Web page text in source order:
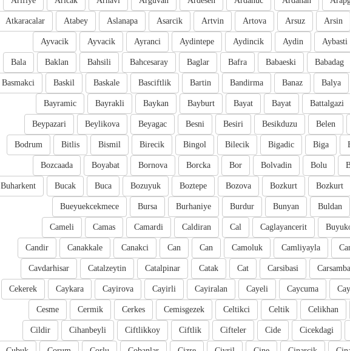
Arsin
Arsuz
Artova
Artvin
Asarcik
Aslanapa
Atabey
Atkaracalar
Aybasti
Aydin
Aydincik
Aydintepe
Ayranci
Ayvacik
Ayvacik
Babadag
Babaeski
Bafra
Baglar
Bahcesaray
Bahsili
Baklan
Bala
Balya
Banaz
Bandirma
Bartin
Basciftlik
Baskale
Baskil
Basmakci
Battalgazi
Bayat
Bayat
Bayburt
Baykan
Bayrakli
Bayramic
Belen
Besikduzu
Besiri
Besni
Beyagac
Beylikova
Beypazari
Biga
Bigadic
Bilecik
Bingol
Birecik
Bismil
Bitlis
Bodrum
Bolu
Bolvadin
Bor
Borcka
Bornova
Boyabat
Bozcaada
Bozkurt
Bozkurt
Bozova
Boztepe
Bozuyuk
Buca
Bucak
Buharkent
Buldan
Bunyan
Burdur
Burhaniye
Bursa
Bueyuekcekmece
Caglayancerit
Cal
Caldiran
Camardi
Camas
Cameli
Camliyayla
Camoluk
Can
Can
Canakci
Canakkale
Candir
Carsamba
Carsibasi
Cat
Catak
Catalpinar
Catalzeytin
Cavdarhisar
Caycuma
Cayeli
Cayiralan
Cayirli
Cayirova
Caykara
Cekerek
Celikhan
Celtik
Celtikci
Cemisgezek
Cerkes
Cermik
Cesme
Cicekdagi
Cide
Cifteler
Ciftlik
Ciftlikkoy
Cihanbeyli
Cildir